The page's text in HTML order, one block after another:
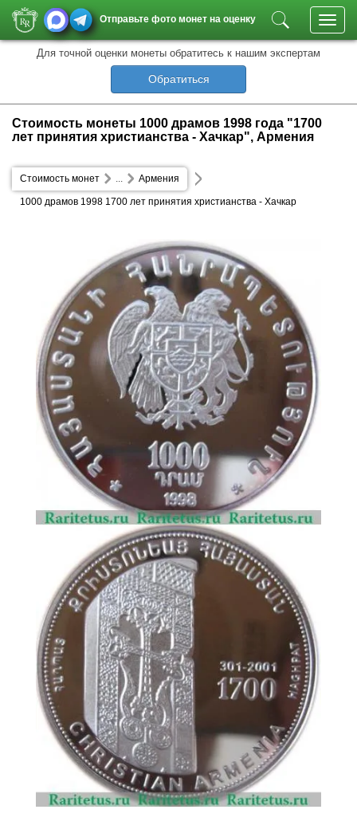
Отправьте фото монет на оценку
Для точной оценки монеты обратитесь к нашим экспертам
Обратиться
Стоимость монеты 1000 драмов 1998 года "1700
лет принятия христианства - Хачкар", Армения
Стоимость монет Армения
...
1000 драмов 1998 1700 лет принятия христианства - Хачкар